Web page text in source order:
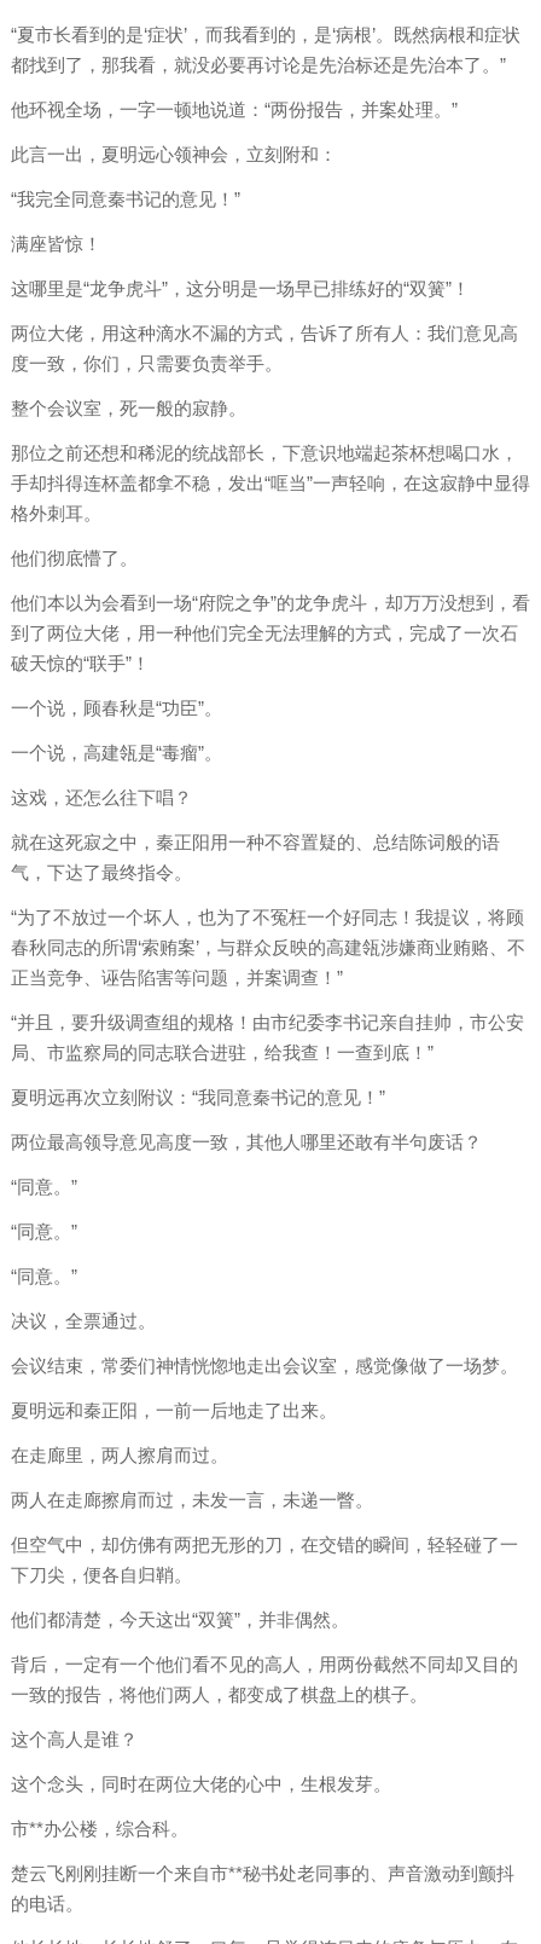
“夏市长看到的是‘症状’，而我看到的，是‘病根’。既然病根和症状
都找到了，那我看，就没必要再讨论是先治标还是先治本了。”
他环视全场，一字一顿地说道：“两份报告，并案处理。”
此言一出，夏明远心领神会，立刻附和：
“我完全同意秦书记的意见！”
满座皆惊！
这哪里是“龙争虎斗”，这分明是一场早已排练好的“双簧”！
两位大佬，用这种滴水不漏的方式，告诉了所有人：我们意见高
度一致，你们，只需要负责举手。
整个会议室，死一般的寂静。
那位之前还想和稀泥的统战部长，下意识地端起茶杯想喝口水，
手却抖得连杯盖都拿不稳，发出“哐当”一声轻响，在这寂静中显得
格外刺耳。
他们彻底懵了。
他们本以为会看到一场“府院之争”的龙争虎斗，却万万没想到，看
到了两位大佬，用一种他们完全无法理解的方式，完成了一次石
破天惊的“联手”！
一个说，顾春秋是“功臣”。
一个说，高建瓴是“毒瘤”。
这戏，还怎么往下唱？
就在这死寂之中，秦正阳用一种不容置疑的、总结陈词般的语
气，下达了最终指令。
“为了不放过一个坏人，也为了不冤枉一个好同志！我提议，将顾
春秋同志的所谓‘索贿案’，与群众反映的高建瓴涉嫌商业贿赂、不
正当竞争、诬告陷害等问题，并案调查！”
“并且，要升级调查组的规格！由市纪委李书记亲自挂帅，市公安
局、市监察局的同志联合进驻，给我查！一查到底！”
夏明远再次立刻附议：“我同意秦书记的意见！”
两位最高领导意见高度一致，其他人哪里还敢有半句废话？
“同意。”
“同意。”
“同意。”
决议，全票通过。
会议结束，常委们神情恍惚地走出会议室，感觉像做了一场梦。
夏明远和秦正阳，一前一后地走了出来。
在走廊里，两人擦肩而过。
两人在走廊擦肩而过，未发一言，未递一瞥。
但空气中，却仿佛有两把无形的刀，在交错的瞬间，轻轻碰了一
下刀尖，便各自归鞘。
他们都清楚，今天这出“双簧”，并非偶然。
背后，一定有一个他们看不见的高人，用两份截然不同却又目的
一致的报告，将他们两人，都变成了棋盘上的棋子。
这个高人是谁？
这个念头，同时在两位大佬的心中，生根发芽。
市**办公楼，综合科。
楚云飞刚刚挂断一个来自市**秘书处老同事的、声音激动到颤抖
的电话。